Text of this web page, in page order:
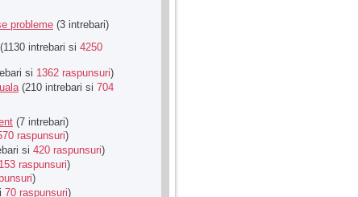
probleme (3 intrebari)
(1130 intrebari si 4250
si 1362 raspunsuri)
(210 intrebari si 704
(7 intrebari)
raspunsuri)
si 420 raspunsuri)
raspunsuri)
)
70 raspunsuri)